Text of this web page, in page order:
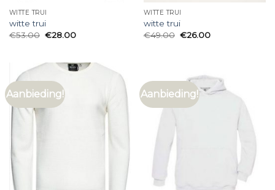
WITTE TRUI
witte trui
€53.00 €28.00
WITTE TRUI
witte trui
€49.00 €26.00
Aanbieding! Aanbieding!